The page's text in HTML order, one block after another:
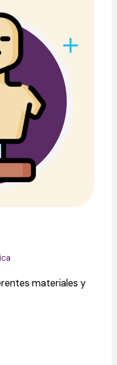
materiales y